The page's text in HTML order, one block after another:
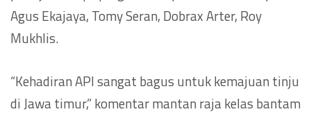
Agus Ekajaya, Tomy Seran, Dobrax Arter, Roy
Mukhlis.
“Kehadiran API sangat bagus untuk kemajuan tinju
di Jawa timur,” komentar mantan raja kelas bantam